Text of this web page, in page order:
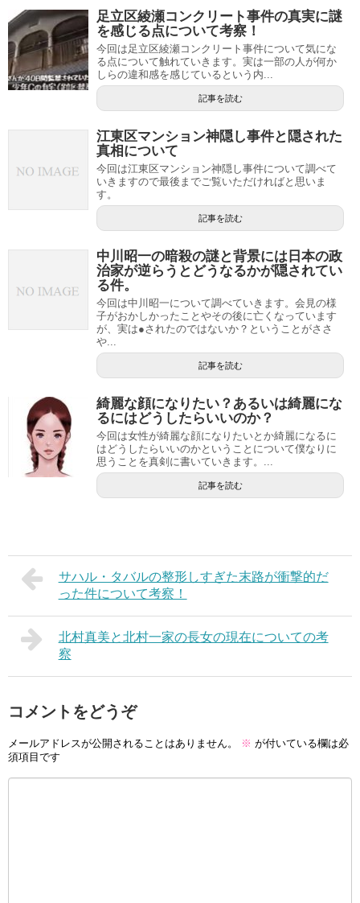
足立区綾瀬コンクリート事件の真実に謎
を感じる点について考察！
今回は足立区綾瀬コンクリート事件について気にな
る点について触れていきます。実は一部の人が何か
しらの違和感を感じているという内...
記事を読む
江東区マンション神隠し事件と隠された
真相について
今回は江東区マンション神隠し事件について調べて
いきますので最後までご覧いただければと思いま
す。
記事を読む
中川昭一の暗殺の謎と背景には日本の政
治家が逆らうとどうなるかが隠されてい
る件。
今回は中川昭一について調べていきます。会見の様
子がおかしかったことやその後に亡くなっています
が、実は●されたのではないか？ということがささ
や...
記事を読む
綺麗な顔になりたい？あるいは綺麗にな
るにはどうしたらいいのか？
今回は女性が綺麗な顔になりたいとか綺麗になるに
はどうしたらいいのかということについて僕なりに
思うことを真剣に書いていきます。...
記事を読む
サハル・タバルの整形しすぎた末路が衝撃的だ
った件について考察！
北村真美と北村一家の長女の現在についての考
察
コメントをどうぞ
メールアドレスが公開されることはありません。 ※ が付いている欄は必
須項目です